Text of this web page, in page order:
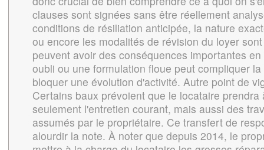
clauses sont signées sans être réellement
conditions de résiliation anticipée, la nature
ou encore les modalités de révision du loyer
peuvent avoir des conséquences importantes
oubli ou une formulation floue peut compliquer
bloquer une évolution d'activité. Autre point de
Certains baux prévoient que le locataire prendra
seulement l'entretien courant, mais aussi des
assumés par le propriétaire. Ce transfert de
alourdir la note. À noter que depuis 2014, le